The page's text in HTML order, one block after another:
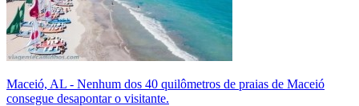
Maceió, AL - Nenhum dos 40 quilômetros de praias de Maceió
consegue desapontar o visitante.